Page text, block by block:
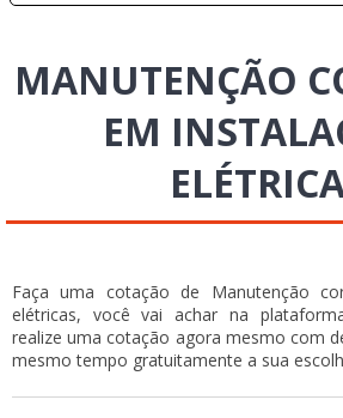
MANUTENÇÃO
EM
Faça uma cotação de Manutenção
elétricas, você vai achar na
realize uma cotação agora mesmo com
mesmo tempo gratuitamente a sua